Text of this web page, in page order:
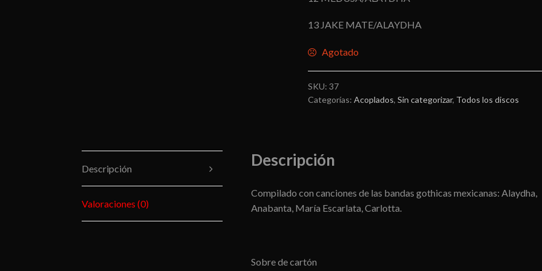
13 JAKE MATE/ALAYDHA
Agotado
SKU: 37
Categorías: Acoplados, Sin categorizar, Todos los discos
Descripción
Valoraciones (0)
Descripción
Compilado con canciones de las bandas gothicas mexicanas: Alaydha,
Anabanta, María Escarlata, Carlotta.
Sobre de cartón